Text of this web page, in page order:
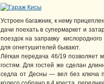
Устроен багажник, к нему
дачи поехать в супермаркет и
поездок на заправку
для огнетушителей бывают.
Лёгкая передача 46/19 позволяет
гостям. Для гостей же сделан
седла от Десны — вел без ключа